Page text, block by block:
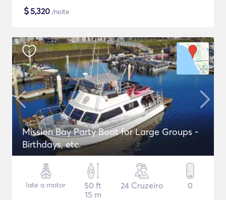
$5,320 /noite
Mission Bay Party Boat for Large Groups -
Birthdays, etc.
Iate a motor
50 ft
15 m
24 Cruzeiro 0